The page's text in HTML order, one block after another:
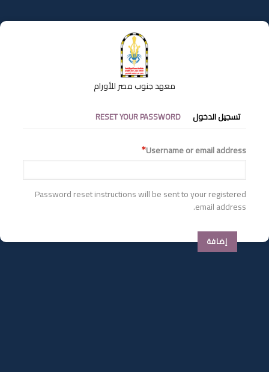
إلى
المحتوى
معهد جنوب مصر للأورام
التبويبات
الأساسية
تسجيل الدخول RESET YOUR PASSWORD
Username or email address
Password reset instructions will be sent to your registered
email address.